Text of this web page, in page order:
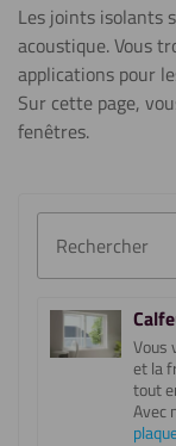
Les joints isolants
acoustique. Vous
applications pour
Sur cette page,
fenêtres.
Vous
et la
tout
Avec